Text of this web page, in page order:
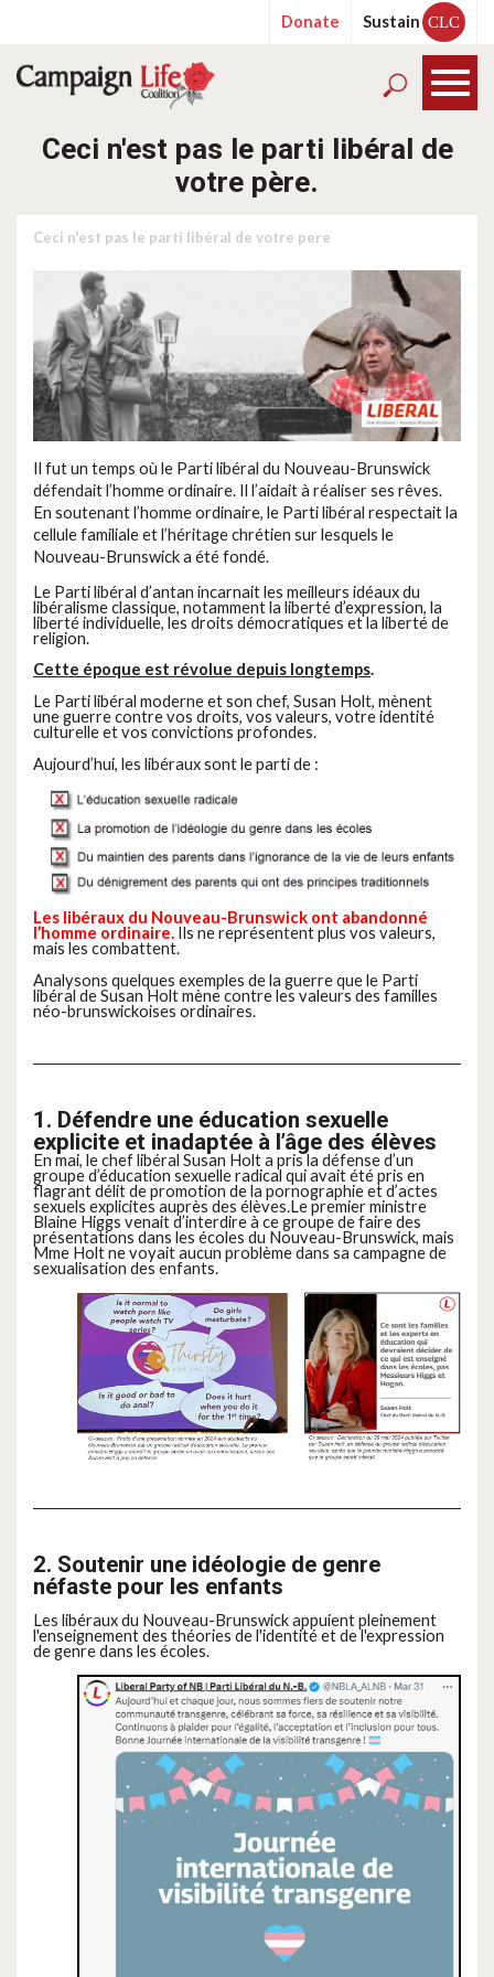
Donate Sustain CLC
Ceci n'est pas le parti libéral de
votre père.
Ceci n'est pas le parti libéral de votre pere
Il fut un temps où le Parti libéral du Nouveau-Brunswick
défendait l’homme ordinaire. Il l’aidait à réaliser ses rêves.
En soutenant l’homme ordinaire, le Parti libéral respectait la
cellule familiale et l’héritage chrétien sur lesquels le
Nouveau-Brunswick a été fondé.
Le Parti libéral d’antan incarnait les meilleurs idéaux du
libéralisme classique, notamment la liberté d’expression, la
liberté individuelle, les droits démocratiques et la liberté de
religion.
Cette époque est révolue depuis longtemps.
Le Parti libéral moderne et son chef, Susan Holt, mènent
une guerre contre vos droits, vos valeurs, votre identité
culturelle et vos convictions profondes.
Aujourd’hui, les libéraux sont le parti de :
Les libéraux du Nouveau-Brunswick ont abandonné
l’homme ordinaire. Ils ne représentent plus vos valeurs,
mais les combattent.
Analysons quelques exemples de la guerre que le Parti
libéral de Susan Holt mène contre les valeurs des familles
néo-brunswickoises ordinaires.
1. Défendre une éducation sexuelle
explicite et inadaptée à l’âge des élèves
En mai, le chef libéral Susan Holt a pris la défense d’un
groupe d’éducation sexuelle radical qui avait été pris en
flagrant délit de promotion de la pornographie et d’actes
sexuels explicites auprès des élèves.Le premier ministre
Blaine Higgs venait d’interdire à ce groupe de faire des
présentations dans les écoles du Nouveau-Brunswick, mais
Mme Holt ne voyait aucun problème dans sa campagne de
sexualisation des enfants.
2. Soutenir une idéologie de genre
néfaste pour les enfants
Les libéraux du Nouveau-Brunswick appuient pleinement
l'enseignement des théories de l'identité et de l'expression
de genre dans les écoles.